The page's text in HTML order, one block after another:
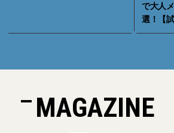
で大人
選！【
MAGAZINE